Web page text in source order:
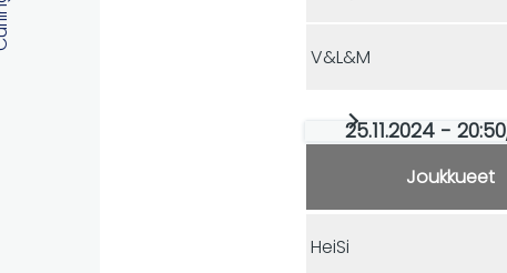
V&L&M
25.11.2024 -
Joukkueet
HeiSi